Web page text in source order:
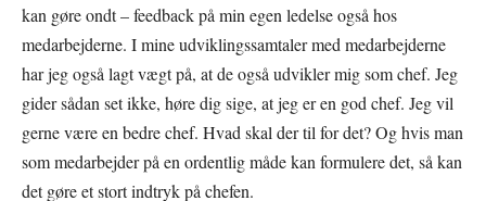
kan gøre ondt – feedback på min egen ledelse også hos
medarbejderne. I mine udviklingssamtaler med medarbejderne
har jeg også lagt vægt på, at de også udvikler mig som chef. Jeg
gider sådan set ikke, høre dig sige, at jeg er en god chef. Jeg vil
gerne være en bedre chef. Hvad skal der til for det? Og hvis man
som medarbejder på en ordentlig måde kan formulere det, så kan
det gøre et stort indtryk på chefen.